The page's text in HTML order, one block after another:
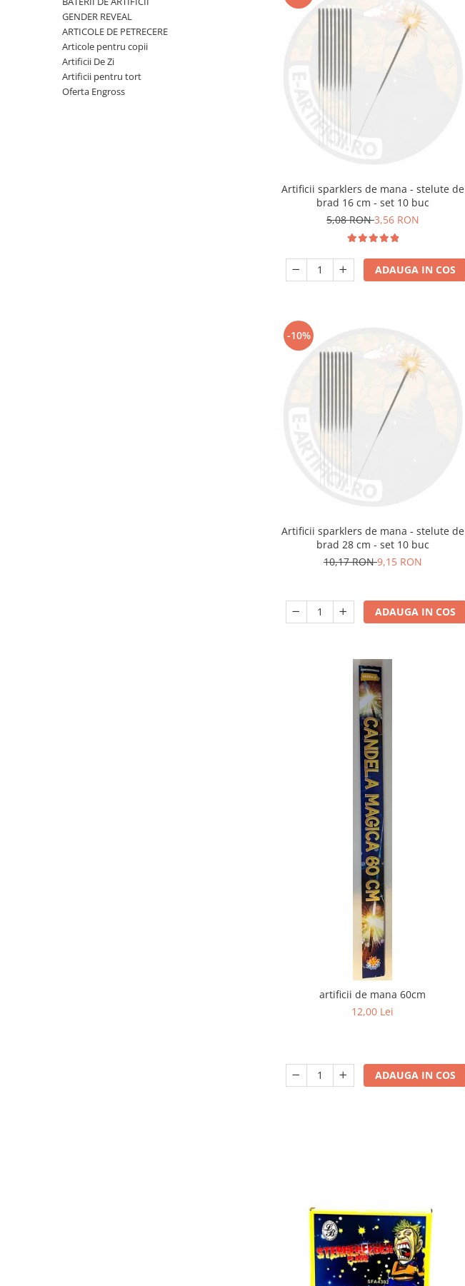
Artificii de brad
Artificii pentru Tort Engros
Artificii sparklers
Bete bengale
Extinctoare gender reveal
Seturi complete Petreceri
GENDER REVEAL
ARTICOLE DE PETRECERE
Articole pentru copii
Artificii De Zi
Artificii pentru tort
Oferta Engross
Artificii sparklers de mana - stelute de
brad 16 cm - set 10 buc
5,08 RON3,56 RON
ADAUGA IN COS
-10%
Artificii sparklers de mana - stelute de
brad 28 cm - set 10 buc
10,17 RON9,15 RON
ADAUGA IN COS
artificii de mana 60cm
12,00 Lei
ADAUGA IN COS